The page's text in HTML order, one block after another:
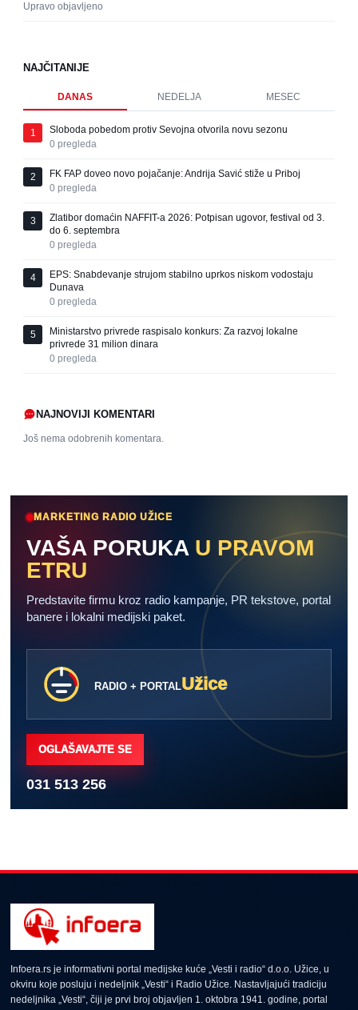
Upravo objavljeno
NAJČITANIJE
DANAS NEDELJA MESEC
1
Sloboda pobedom protiv Sevojna otvorila novu sezonu
0 pregleda
2
FK FAP doveo novo pojačanje: Andrija Savić stiže u Priboj
0 pregleda
3
Zlatibor domaćin NAFFIT-a 2026: Potpisan ugovor, festival od 3.
do 6. septembra
0 pregleda
4
EPS: Snabdevanje strujom stabilno uprkos niskom vodostaju
Dunava
0 pregleda
5
Ministarstvo privrede raspisalo konkurs: Za razvoj lokalne
privrede 31 milion dinara
0 pregleda
NAJNOVIJI KOMENTARI
Još nema odobrenih komentara.
MARKETING RADIO UŽICE
VAŠA PORUKA U PRAVOM
ETRU
Predstavite firmu kroz radio kampanje, PR tekstove, portal
banere i lokalni medijski paket.
RADIO + PORTALUžice
OGLAŠAVAJTE SE
031 513 256
Infoera.rs je informativni portal medijske kuće „Vesti i radio“ d.o.o. Užice, u
okviru koje posluju i nedeljnik „Vesti“ i Radio Užice. Nastavljajući tradiciju
nedeljnika „Vesti“, čiji je prvi broj objavljen 1. oktobra 1941. godine, portal